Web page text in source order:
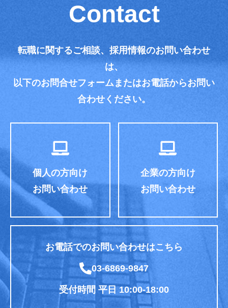
Contact
転職に関するご相談、採用情報のお問い合わせ
は、
以下のお問合せフォームまたはお電話からお問い
合わせください。
個人の方向け
お問い合わせ
企業の方向け
お問い合わせ
お電話でのお問い合わせはこちら
03-6869-9847
受付時間 平日 10:00-18:00